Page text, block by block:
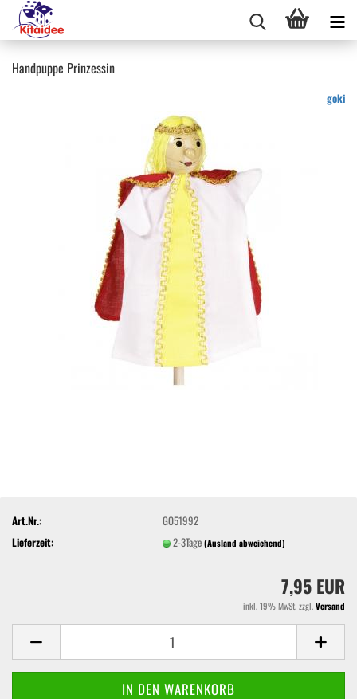
Handpuppe Prinzessin
goki
Art.Nr.:
GO51992
Lieferzeit:
2-3Tage(Ausland abweichend)
7,95 EUR
inkl. 19% MwSt. zzgl.Versand